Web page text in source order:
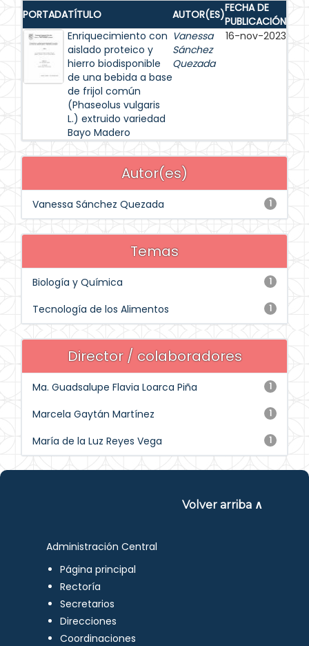
PORTADATÍTULO AUTOR(ES)FECHA DE
PUBLICACIÓN
Enriquecimiento con
aislado proteico y
hierro biodisponible
de una bebida a base
de frijol común
(Phaseolus vulgaris
L.) extruido variedad
Bayo Madero
Vanessa
Sánchez
Quezada
16-nov-2023
Autor(es)
1
Vanessa Sánchez Quezada
Temas
1
Biología y Química
1
Tecnología de los Alimentos
Director / colaboradores
1
Ma. Guadsalupe Flavia Loarca Piña
1
Marcela Gaytán Martínez
1
María de la Luz Reyes Vega
Volver arriba ∧
Administración Central
Página principal
Rectoría
Secretarios
Direcciones
Coordinaciones